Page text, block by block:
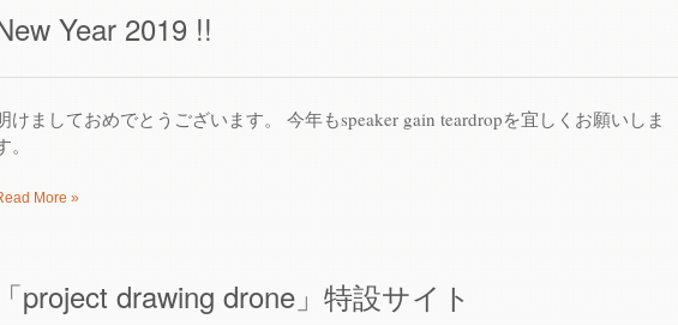
Year 2019 !!
けましておめでとうございます。 今年もspeaker gain teardropを宜しくお願いしま
。
More »
「project drawing drone」特設サイト